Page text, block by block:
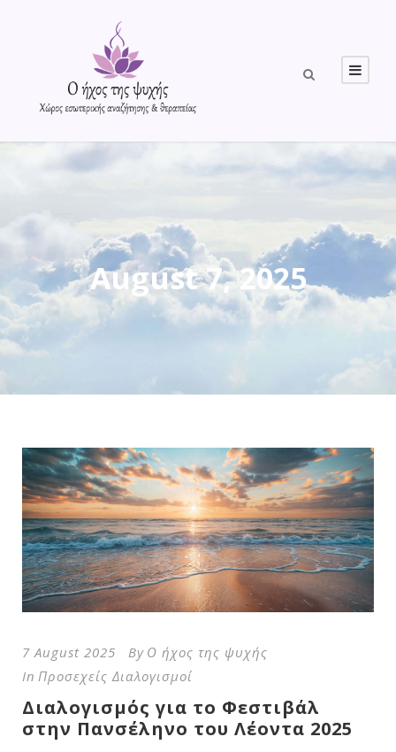
August 7, 2025
7 August 2025 By Ο ήχος της ψυχής
In Προσεχείς Διαλογισμοί
Διαλογισμός για το Φεστιβάλ
στην Πανσέληνο του Λέοντα 2025